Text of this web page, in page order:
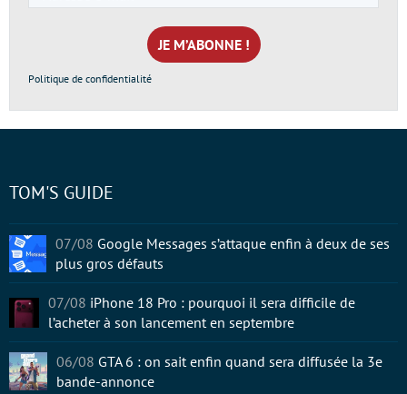
e-
mail
*
Politique de confidentialité
TOM'S GUIDE
07/08 Google Messages s’attaque enfin à deux de ses
plus gros défauts
07/08 iPhone 18 Pro : pourquoi il sera difficile de
l’acheter à son lancement en septembre
06/08 GTA 6 : on sait enfin quand sera diffusée la 3e
bande-annonce